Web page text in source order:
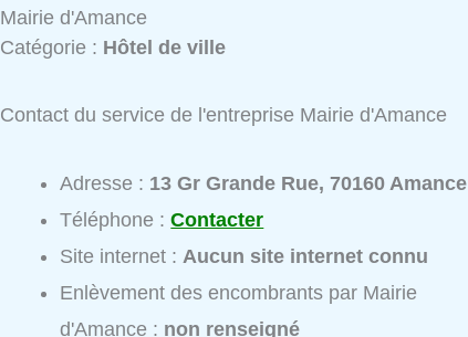
Mairie d'Amance
Catégorie : Hôtel de ville
Contact du service de l'entreprise Mairie d'Amance
Adresse : 13 Gr Grande Rue, 70160 Amance
Téléphone :Contacter
Site internet :Aucun site internet connu
Enlèvement des encombrants par Mairie
d'Amance : non renseigné